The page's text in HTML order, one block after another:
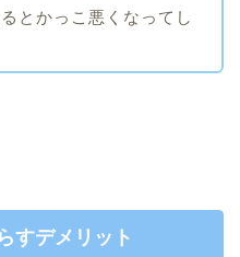
とかっこ悪くなってし
すデメリット